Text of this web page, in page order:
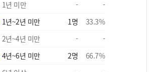
1년 미만 -
-
1년~2년 미만
1명 33.3%
2년~4년 미만
-
-
4년~6년 미만
2명 66.7%